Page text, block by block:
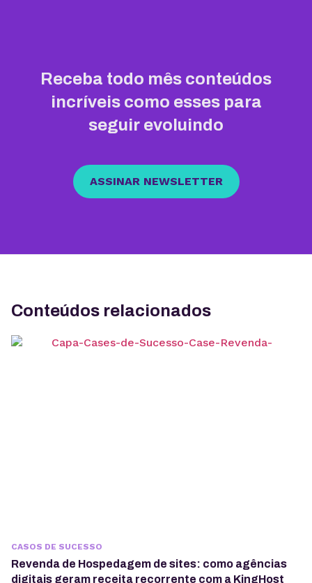
Receba todo mês conteúdos
incríveis como esses para
seguir evoluindo
ASSINAR NEWSLETTER
Conteúdos relacionados
CASOS DE SUCESSO
Revenda de Hospedagem de sites: como agências
digitais geram receita recorrente com a KingHost